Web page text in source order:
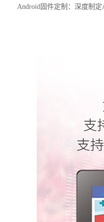
Android固件定制：深度制